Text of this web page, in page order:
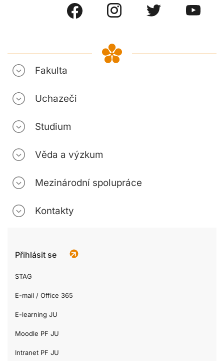
Fakulta
Uchazeči
Studium
Věda a výzkum
Mezinárodní spolupráce
Kontakty
Přihlásit se
STAG
E-mail / Office 365
E-learning JU
Moodle PF JU
Intranet PF JU